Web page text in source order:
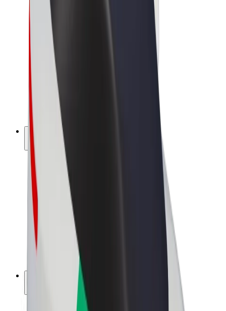
Romobili
Bolt Market
Bolt Food
Bolt Drive
Bolt for Business
Električni bicikli
Bolt Plus
Zarađuj uz Bolt
Vozači
Zarada vozača
Dostavljači
Zarada dostavljača
Bolt Food trgovci